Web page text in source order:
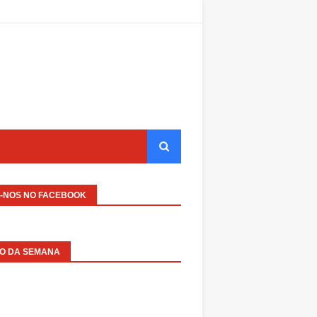
NOS NO FACEBOOK
DA SEMANA